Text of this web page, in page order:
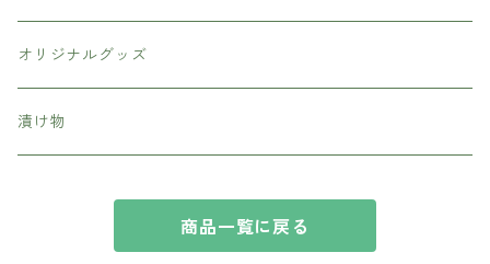
オリジナルグッズ
漬け物
商品一覧に戻る